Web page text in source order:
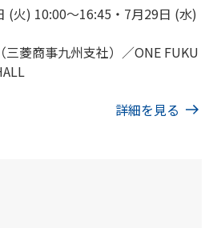
(火) 10:00～16:45・7月29日 (水)
三菱商事九州支社）／ONE FUKU
詳細を見る